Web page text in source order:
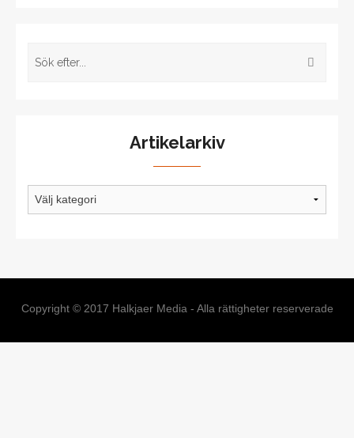
Artikelarkiv
Artikelarkiv
Copyright © 2017 Halkjaer Media - Alla rättigheter reserverade